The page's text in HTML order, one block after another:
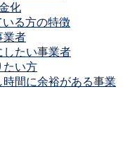
化
る方の特徴
業者
したい事業者
たい方
間に余裕がある事業